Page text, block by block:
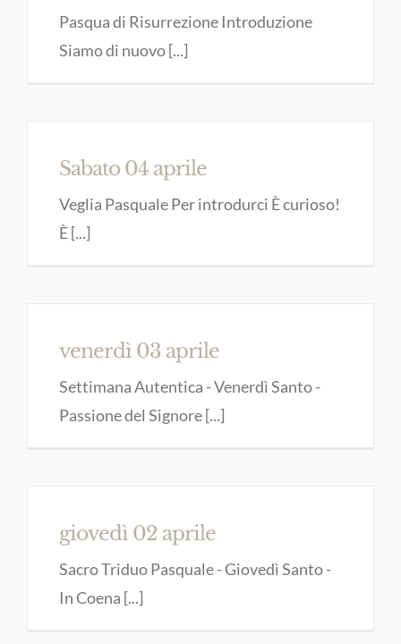
Pasqua di Risurrezione Introduzione
Siamo di nuovo [...]
Sabato 04 aprile
Veglia Pasquale Per introdurci È curioso!
È [...]
venerdì 03 aprile
Settimana Autentica - Venerdì Santo -
Passione del Signore [...]
giovedì 02 aprile
Sacro Triduo Pasquale - Giovedì Santo -
In Coena [...]